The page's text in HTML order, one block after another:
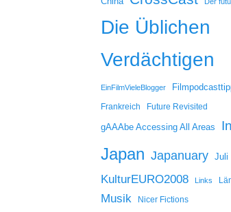
Die Üblichen
Verdächtigen
EinFilmVieleBlogger
Frankreich Future Revisited
gAAAbe Accessing All Areas
Japan Japanuary Juli
KulturEURO2008 Links
Musik Nicer Fictions